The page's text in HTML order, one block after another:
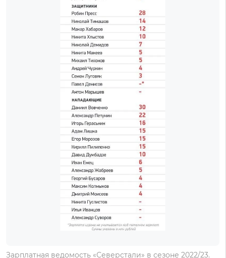
Зарплатная ведомость «Северстали» в сезоне 2022/23.